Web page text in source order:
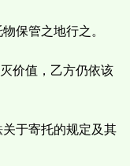
保管之地行之。
价值，乙方仍依该
关于寄托的规定及其